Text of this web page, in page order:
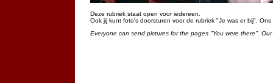
Deze rubriek staat open voor iedereen.
Ook jij kunt foto's doorsturen voor de rubriek "Je was er bij".
Everyone can send pictures for the pages "You were there".